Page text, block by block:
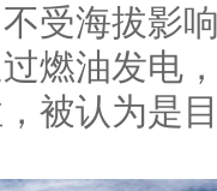
受海拔影
燃油发电
被认为是